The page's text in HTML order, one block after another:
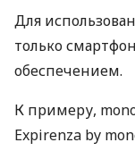
Для
только
обеспечением.
К примеру,
Expirenza by